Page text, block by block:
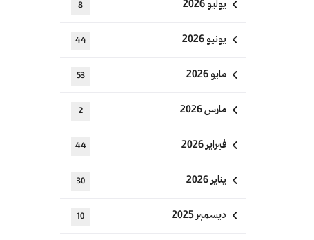
يوليو 2026 8
يونيو 2026 44
مايو 2026 53
مارس 2026 2
فبراير 2026 44
يناير 2026 30
ديسمبر 2025 10